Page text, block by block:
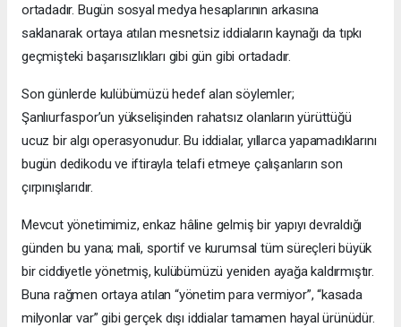
ortadadır. Bugün sosyal medya hesaplarının arkasına
saklanarak ortaya atılan mesnetsiz iddiaların kaynağı da tıpkı
geçmişteki başarısızlıkları gibi gün gibi ortadadır.
Son günlerde kulübümüzü hedef alan söylemler;
Şanlıurfaspor’un yükselişinden rahatsız olanların yürüttüğü
ucuz bir algı operasyonudur. Bu iddialar, yıllarca yapamadıklarını
bugün dedikodu ve iftirayla telafi etmeye çalışanların son
çırpınışlarıdır.
Mevcut yönetimimiz, enkaz hâline gelmiş bir yapıyı devraldığı
günden bu yana; mali, sportif ve kurumsal tüm süreçleri büyük
bir ciddiyetle yönetmiş, kulübümüzü yeniden ayağa kaldırmıştır.
Buna rağmen ortaya atılan “yönetim para vermiyor”, “kasada
milyonlar var” gibi gerçek dışı iddialar tamamen hayal ürünüdür.